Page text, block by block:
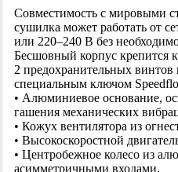
Совместимость с мировыми
сушилка может работать от
или 220–240 В без
Бесшовный корпус
2 предохранительных винтов
специальным ключом
• Алюминиевое основание,
гашения механических
• Кожух вентилятора из
• Высокоскоростной
• Центробежное колесо из
асимметричными входами.